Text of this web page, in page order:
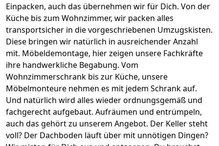
Einpacken, auch das übernehmen wir für Dich. Von der
Küche bis zum Wohnzimmer, wir packen alles
transportsicher in die vorgeschriebenen Umzugskisten.
Diese bringen wir natürlich in ausreichender Anzahl
mit. Möbeldemontage, hier zeigen unsere Fachkräfte
ihre handwerkliche Begabung. Vom
Wohnzimmerschrank bis zur Küche, unsere
Möbelmonteure nehmen es mit jedem Schrank auf.
Und natürlich wird alles wieder ordnungsgemäß und
fachgerecht aufgebaut. Aufräumen und entrümpeln,
auch das gehört zu unserem Angebot. Der Keller steht
voll? Der Dachboden läuft über mit unnötigen Dingen?